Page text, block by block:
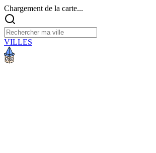
Chargement de la carte...
VILLES